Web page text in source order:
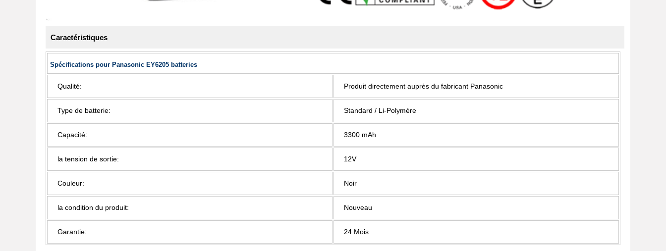
Caractéristiques
Spécifications pour Panasonic EY6205 batteries
Qualité: Produit directement auprès du fabricant Panasonic
Type de batterie: Standard / Li-Polymère
Capacité: 3300 mAh
la tension de sortie: 12V
Couleur: Noir
la condition du produit: Nouveau
Garantie: 24 Mois